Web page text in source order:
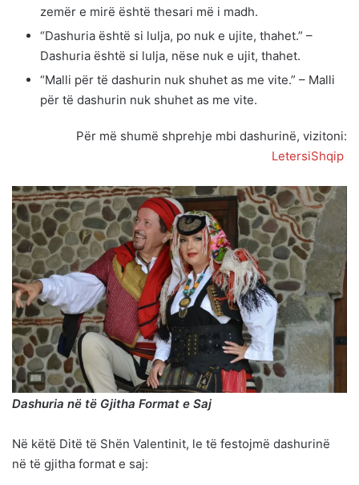
zemër e mirë është thesari më i madh.
“Dashuria është si lulja, po nuk e ujite, thahet.” –
Dashuria është si lulja, nëse nuk e ujit, thahet.
“Malli për të dashurin nuk shuhet as me vite.” – Malli
për të dashurin nuk shuhet as me vite.
Për më shumë shprehje mbi dashurinë, vizitoni:
LetersiShqip
Dashuria në të Gjitha Format e Saj
Në këtë Ditë të Shën Valentinit, le të festojmë dashurinë
në të gjitha format e saj: